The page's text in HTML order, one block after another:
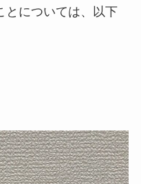
とについては、以下